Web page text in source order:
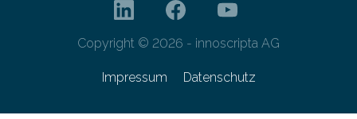
Copyright © 2026 - innoscripta AG
Impressum Datenschutz